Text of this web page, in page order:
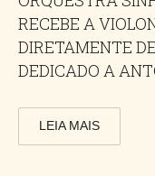
RECEBE A
DIRETAMENTE
DEDICADO A
LEIA MAIS